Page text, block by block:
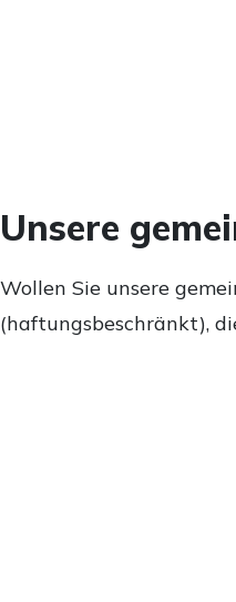
Unsere
Wollen Sie unsere
(haftungsbeschränkt),